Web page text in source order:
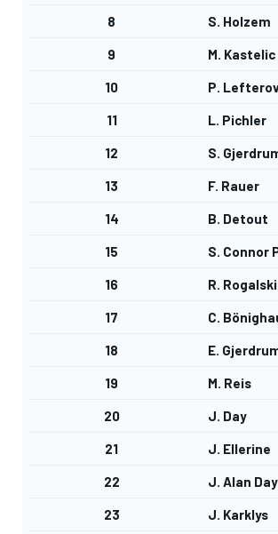
8 S. Holzem
9 M. Kastelic
10 P.
11 L. Pichler
12 S.
13 F. Rauer
14 B. Detout
15 S. Connor
16 R. Rogalski
17 C.
18 E.
19 M. Reis
20 J. Day
21 J. Ellerine
22 J. Alan Day
23 J. Karklys